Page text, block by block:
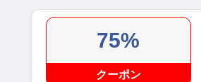
75%
クーポン